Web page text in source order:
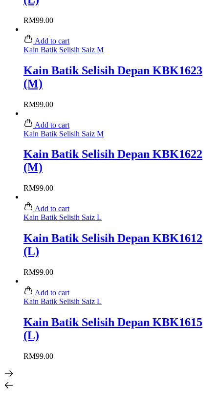
RM99.00
Add to cart
Kain Batik Selisih Saiz M
Kain Batik Selisih Depan KBK1623
(M)
RM99.00
Add to cart
Kain Batik Selisih Saiz M
Kain Batik Selisih Depan KBK1622
(M)
RM99.00
Add to cart
Kain Batik Selisih Saiz L
Kain Batik Selisih Depan KBK1612
(L)
RM99.00
Add to cart
Kain Batik Selisih Saiz L
Kain Batik Selisih Depan KBK1615
(L)
RM99.00